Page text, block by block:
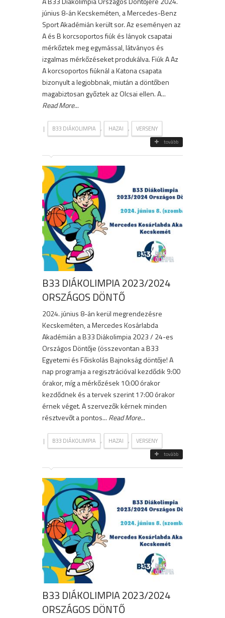
június 8-án Kecskeméten, a Mercedes-Benz
Sport Akadémián került sor. Az eseményen az
A és B korcsoportos fiúk és lányok csapatai
mérkőztek meg egymással, látványos és
izgalmas mérkőzéseket produkálva. Fiúk A Az
A korcsoportos fiúknál a Katona csapata
bizonyult a legjobbnak, miután a döntőben
magabiztosan győztek az Olcsai ellen. A...
Read More...
| B33 DIÁKOLIMPIA , HAZAI , VERSENY
tovább
B33 DIÁKOLIMPIA 2023/2024
ORSZÁGOS DÖNTŐ
2024. június 8-án kerül megrendezésre
Kecskeméten, a Mercedes Kosárlabda
Akadémián a B33 Diákolimpia 2023 / 24-es
Országos Döntője (összevontan a B33
Egyetemi és Főiskolás Bajnokság döntője! A
nap programja a regisztrációval kezdődik 9:00
órakor, míg a mérkőzések 10:00 órakor
kezdődnek és a tervek szerint 17:00 órakor
érnek véget. A szervezők kérnek minden
résztvevőt a pontos... Read More...
| B33 DIÁKOLIMPIA , HAZAI , VERSENY
tovább
B33 DIÁKOLIMPIA 2023/2024
ORSZÁGOS DÖNTŐ